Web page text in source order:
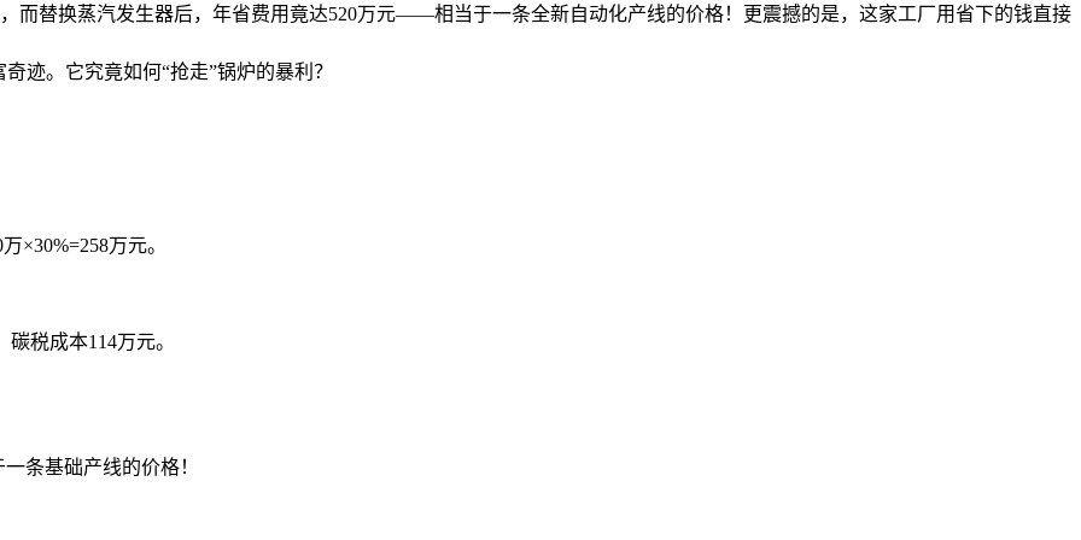
而替换蒸汽发生器后，年省费用竟达520万元——相当于一条全新自动化产线的价格！更震撼的是，这家工厂用省下的钱直接
迹。它究竟如何“抢走”锅炉的暴利？
×30%=258万元。
税成本114万元。
条基础产线的价格！